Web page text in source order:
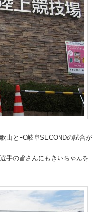
山とFC岐阜SECONDの試合が
手の皆さんにもきいちゃんを